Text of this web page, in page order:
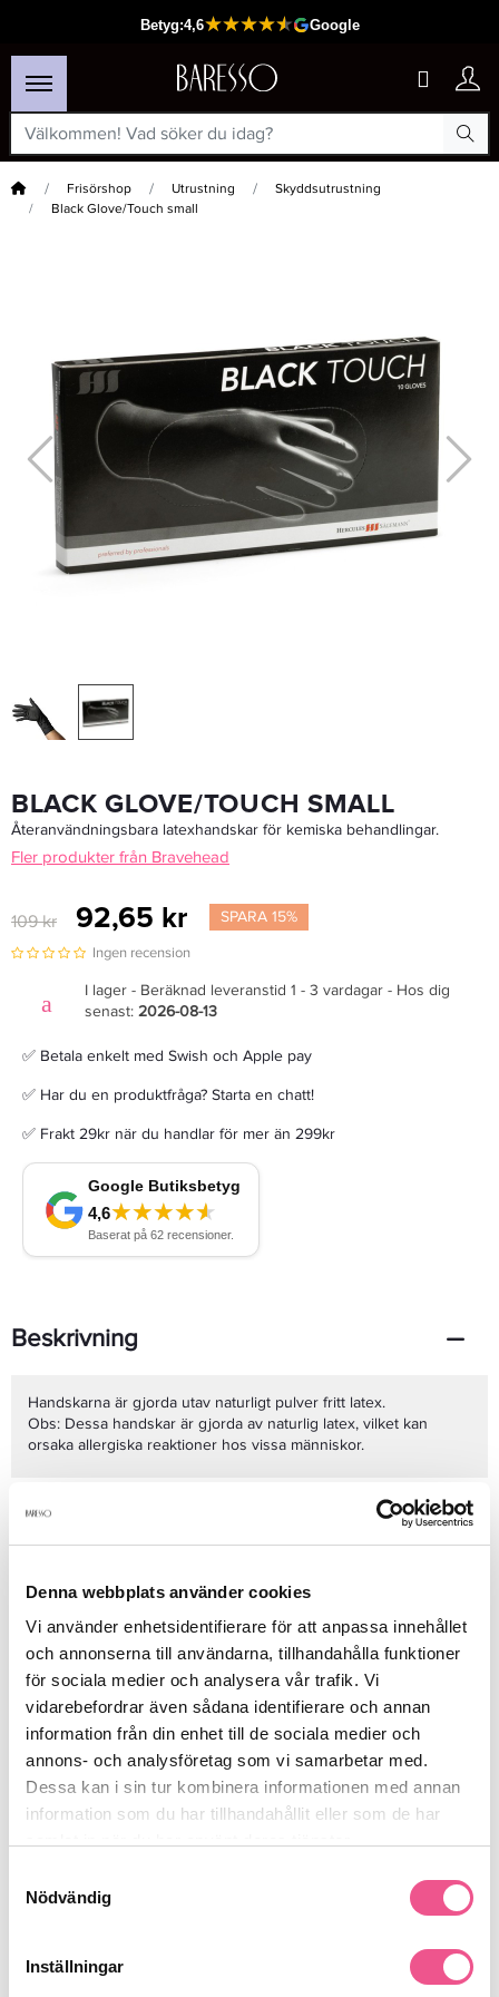
Denna webbplats använder cookies
Vi använder enhetsidentifierare för att anpassa innehållet
och annonserna till användarna, tillhandahålla funktioner
för sociala medier och analysera vår trafik. Vi
vidarebefordrar även sådana identifierare och annan
information från din enhet till de sociala medier och
annons- och analysföretag som vi samarbetar med.
Dessa kan i sin tur kombinera informationen med annan
information som du har tillhandahållit eller som de har
Nödvändig
Inställningar
Hem Frisörshop Utrustning
Skyddsutrustning
Black Glove/Touch small
Triumph 95/261 Pinnkam 8,5" - Hårkam
BLACK GLOVE/TOUCH SMALL
Återanvändningsbara latexhandskar för kemiska behandlingar.
Fler produkter från Bravehead
109 kr 92,65 kr SPARA 15%
Ingen recension
I lager - Beräknad leveranstid 1 - 3 vardagar - Hos dig
senast: 2026-08-13
✅ Betala enkelt med Swish och Apple pay
✅ Har du en produktfråga? Starta en chatt!
✅ Frakt 29kr när du handlar för mer än 299kr
Beskrivning
Handskarna är gjorda utav naturligt pulver fritt latex.
Obs: Dessa handskar är gjorda av naturlig latex, vilket kan
orsaka allergiska reaktioner hos vissa människor.
Produktdetaljer
Recensioner
Finns i:
Frisörshop Utrustning Skyddsutrustning
Liknande produkter
-15%